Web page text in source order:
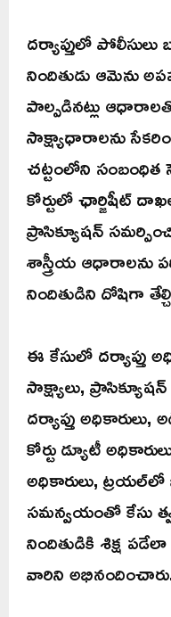
దర్యాప్తులో పోలీసులు
నిందితుడు ఆమెను
పాల్పడినట్లు
సాక్ష్యాధారాలను
చట్టంలోని సంబంధిత
కోర్టులో ఛార్జిషీట్
ప్రాసిక్యూషన్
శాస్త్రీయ ఆధారాలను
నిందితుడిని దోషిగా
ఈ కేసులో దర్యాప్తు
సాక్ష్యాలు,
దర్యాప్తు అధికారులు,
కోర్టు డ్యూటీ
అధికారులు,
సమన్వయంతో కేసు
నిందితుడికి శిక్ష
వారిని